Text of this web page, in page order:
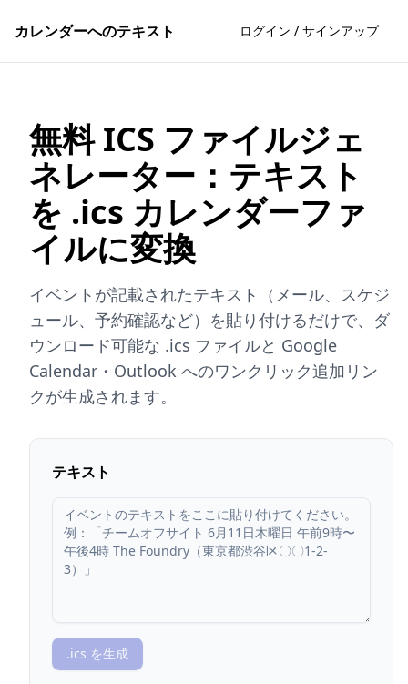
カレンダーへのテキスト ログイン / サインアップ
無料 ICS ファイルジェ
ネレーター：テキスト
を .ics カレンダーファ
イルに変換
イベントが記載されたテキスト（メール、スケジ
ュール、予約確認など）を貼り付けるだけで、ダ
ウンロード可能な .ics ファイルと Google
Calendar・Outlook へのワンクリック追加リン
クが生成されます。
テキスト
.ics を生成